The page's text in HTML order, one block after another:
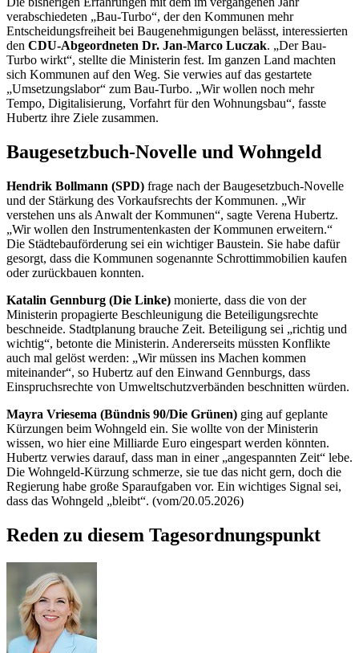
verabschiedeten „Bau-Turbo“, der den Kommunen mehr
Entscheidungsfreiheit bei Baugenehmigungen belässt, interessierten
den CDU-Abgeordneten Dr. Jan-Marco Luczak. „Der Bau-
Turbo wirkt“, stellte die Ministerin fest. Im ganzen Land machten
sich Kommunen auf den Weg. Sie verwies auf das gestartete
„Umsetzungslabor“ zum Bau-Turbo. „Wir wollen noch mehr
Tempo, Digitalisierung, Vorfahrt für den Wohnungsbau“, fasste
Hubertz ihre Ziele zusammen.
Baugesetzbuch-Novelle und Wohngeld
Hendrik Bollmann (SPD) frage nach der Baugesetzbuch-Novelle
und der Stärkung des Vorkaufsrechts der Kommunen. „Wir
verstehen uns als Anwalt der Kommunen“, sagte Verena Hubertz.
„Wir wollen den Instrumentenkasten der Kommunen erweitern.“
Die Städtebauförderung sei ein wichtiger Baustein. Sie habe dafür
gesorgt, dass die Kommunen sogenannte Schrottimmobilien kaufen
oder zurückbauen konnten.
Katalin Gennburg (Die Linke) monierte, dass die von der
Ministerin propagierte Beschleunigung die Beteiligungsrechte
beschneide. Stadtplanung brauche Zeit. Beteiligung sei „richtig und
wichtig“, betonte die Ministerin. Andererseits müssten Konflikte
auch mal gelöst werden: „Wir müssen ins Machen kommen
miteinander“, so Hubertz auf den Einwand Gennburgs, dass
Einspruchsrechte von Umweltschutzverbänden beschnitten würden.
Mayra Vriesema (Bündnis 90/Die Grünen) ging auf geplante
Kürzungen beim Wohngeld ein. Sie wollte von der Ministerin
wissen, wo hier eine Milliarde Euro eingespart werden könnten.
Hubertz verwies darauf, dass man in einer „angespannten Zeit“ lebe.
Die Wohngeld-Kürzung schmerze, sie tue das nicht gern, doch die
Regierung habe große Sparaufgaben vor. Ein wichtiges Signal sei,
dass das Wohngeld „bleibt“. (vom/20.05.2026)
Reden zu diesem Tagesordnungspunkt